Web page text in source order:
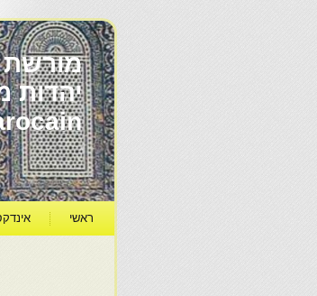
מורשת
ראשי